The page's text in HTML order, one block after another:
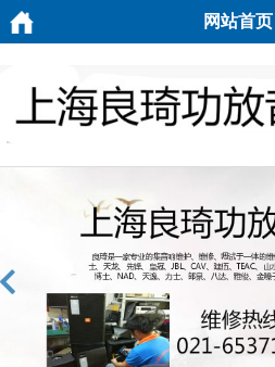
网站首页